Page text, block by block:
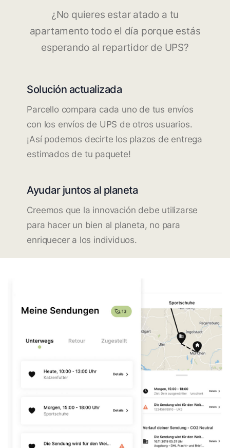
¿No quieres estar atado a tu
apartamento todo el día porque estás
esperando al repartidor de UPS?
Solución actualizada
Parcello compara cada uno de tus envíos
con los envíos de UPS de otros usuarios.
¡Así podemos decirte los plazos de entrega
estimados de tu paquete!
Ayudar juntos al planeta
Creemos que la innovación debe utilizarse
para hacer un bien al planeta, no para
enriquecer a los individuos.